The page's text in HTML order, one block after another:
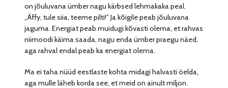
on jõuluvana ümber nagu kärbsed lehmakaka peal.
„Äffy, tule siia, teeme pilti!” Ja kõigile peab jõuluvana
jaguma. Energiat peab muidugi kõvasti olema, et rahvas
niimoodi käima saada, nagu enda ümber praegu näed,
aga rahval endal peab ka energiat olema.
Ma ei taha nüüd eestlaste kohta midagi halvasti öelda,
aga mulle läheb korda see, et meid on ainult miljon.